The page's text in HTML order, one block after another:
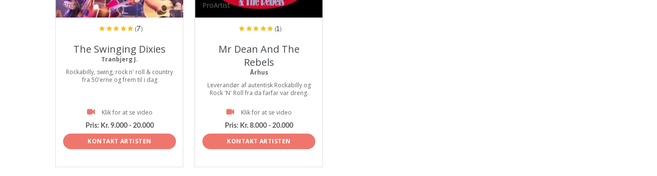
ProArtist
(7)
The Swinging Dixies
Tranbjerg J.
Rockabilly, swing, rock n' roll & country
fra 50'erne og frem til i dag
Klik for at se video
Pris: Kr. 9.000 - 20.000
KONTAKT ARTISTEN
ProArtist
(1)
Mr Dean And The
Rebels
Århus
Leverandør af autentisk Rockabilly og
Rock 'N' Roll fra da farfar var dreng.
Klik for at se video
Pris: Kr. 8.000 - 20.000
KONTAKT ARTISTEN